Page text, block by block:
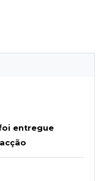
entregue